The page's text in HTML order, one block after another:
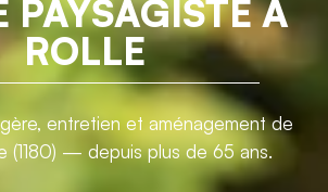
PAYSAGISTE À
ROLLE
entretien et aménagement de
(1180) — depuis plus de 65 ans.